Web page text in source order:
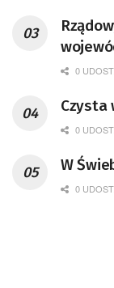
0 UDOST.
Czysta
0 UDOST.
W
0 UDOST.